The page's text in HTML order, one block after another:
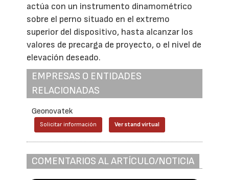
actúa con un instrumento dinamométrico
sobre el perno situado en el extremo
superior del dispositivo, hasta alcanzar los
valores de precarga de proyecto, o el nivel de
elevación deseado.
EMPRESAS O ENTIDADES
RELACIONADAS
Geonovatek
Solicitar información Ver stand virtual
COMENTARIOS AL ARTÍCULO/NOTICIA